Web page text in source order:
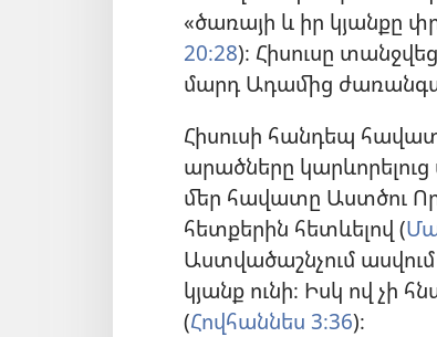
«ծառայի և իր կյանքը
20։28)։ Հիսուսը
մարդ Ադամից
Հիսուսի հանդեպ
արածները
մեր հավատը Աստծու
հետքերին հետևելով (
Աստվածաշնչում
կյանք ունի։ Իսկ ով չի
(Հովհաննես 3։36)։